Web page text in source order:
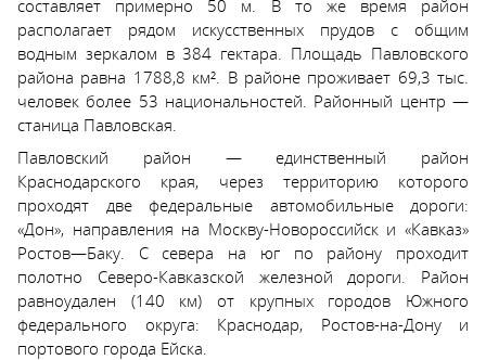
составляет примерно 50 м. В то же время район
располагает рядом искусственных прудов с общим
водным зеркалом в 384 гектара. Площадь Павловского
района равна 1788,8 км². В районе проживает 69,3 тыс.
человек более 53 национальностей. Районный центр —
станица Павловская.
Павловский район — единственный район
Краснодарского края, через территорию которого
проходят две федеральные автомобильные дороги:
«Дон», направления на Москву-Новороссийск и «Кавказ»
Ростов—Баку. С севера на юг по району проходит
полотно Северо-Кавказской железной дороги. Район
равноудален (140 км) от крупных городов Южного
федерального округа: Краснодар, Ростов-на-Дону и
портового города Ейска.